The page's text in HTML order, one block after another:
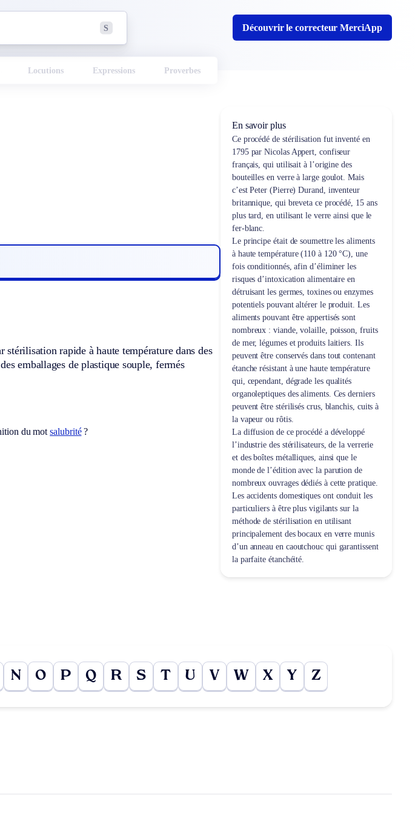
S Découvrir le correcteur MerciApp
Locutions Expressions Proverbes
stérilisation rapide à haute température dans des
emballages de plastique souple, fermés
du motsalubrité?
En savoir plus
Ce procédé de stérilisation fut inventé en
1795 par Nicolas Appert, confiseur
français, qui utilisait à l’origine des
bouteilles en verre à large goulot. Mais
c’est Peter (Pierre) Durand, inventeur
britannique, qui breveta ce procédé, 15 ans
plus tard, en utilisant le verre ainsi que le
fer-blanc.
Le principe était de soumettre les aliments
à haute température (110 à 120 °C), une
fois conditionnés, afin d’éliminer les
risques d’intoxication alimentaire en
détruisant les germes, toxines ou enzymes
potentiels pouvant altérer le produit. Les
aliments pouvant être appertisés sont
nombreux : viande, volaille, poisson, fruits
de mer, légumes et produits laitiers. Ils
peuvent être conservés dans tout contenant
étanche résistant à une haute température
qui, cependant, dégrade les qualités
organoleptiques des aliments. Ces derniers
peuvent être stérilisés crus, blanchis, cuits à
la vapeur ou rôtis.
La diffusion de ce procédé a développé
l’industrie des stérilisateurs, de la verrerie
et des boîtes métalliques, ainsi que le
monde de l’édition avec la parution de
nombreux ouvrages dédiés à cette pratique.
Les accidents domestiques ont conduit les
particuliers à être plus vigilants sur la
méthode de stérilisation en utilisant
principalement des bocaux en verre munis
d’un anneau en caoutchouc qui garantissent
la parfaite étanchéité.
N O P Q R S T U V W X Y Z